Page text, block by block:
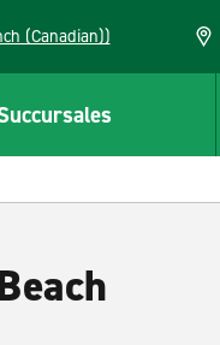
(Canadian))